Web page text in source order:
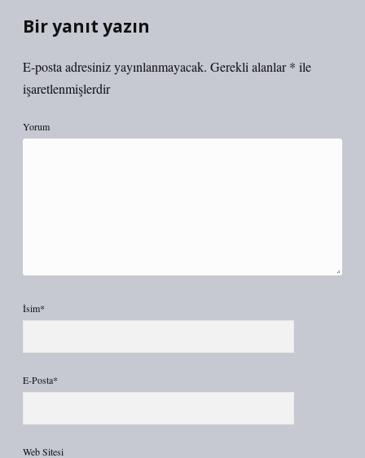
Bir yanıt yazın
E-posta adresiniz yayınlanmayacak. Gerekli alanlar* ile
işaretlenmişlerdir
Yorum
İsim*
E-Posta*
Web Sitesi